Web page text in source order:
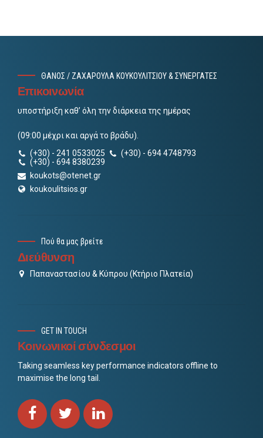
ΘΑΝΟΣ / ΖΑΧΑΡΟΥΛΑ ΚΟΥΚΟΥΛΙΤΣΙΟΥ & ΣΥΝΕΡΓΑΤΕΣ
Επικοινωνία
υποστήριξη καθ’ όλη την διάρκεια της ημέρας
(09:00 μέχρι και αργά το βράδυ).
(+30) - 241 0533025
(+30) - 694 4748793
(+30) - 694 8380239
koukots@otenet.gr
koukoulitsios.gr
Πού θα μας βρείτε
Διεύθυνση
Παπαναστασίου & Κύπρου (Κτήριο Πλατεία)
GET IN TOUCH
Κοινωνικοί σύνδεσμοι
Taking seamless key performance indicators offline to
maximise the long tail.